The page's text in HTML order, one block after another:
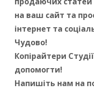
на ваш сайт та
інтернет та
Чудово!
Копірайтери
допомогти!
Напишіть нам на